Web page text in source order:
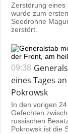
Zerstörung eines
wurde zum
Seedrohne
zerstört.
09:38
eines Tages
Pokrowsk
In den vorigen
Gefechten
russischen
Pokrowsk ist die